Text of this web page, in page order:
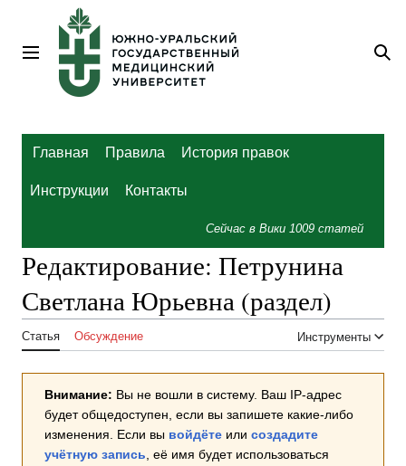
содержанию
Главное меню
Главная Правила История правок
Инструкции Контакты
Сейчас в Вики 1009 статей
Редактирование: Петрунина
Светлана Юрьевна (раздел)
Статья Обсуждение Инструменты
Внимание: Вы не вошли в систему. Ваш IP-адрес
будет общедоступен, если вы запишете какие-либо
изменения. Если вы войдёте или создадите
учётную запись , её имя будет использоваться